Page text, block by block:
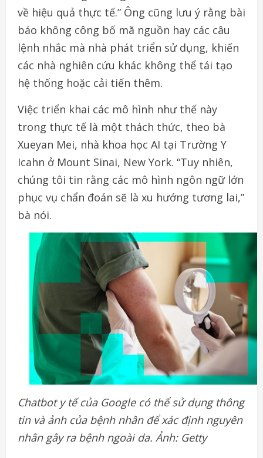
về hiệu quả thực tế.” Ông cũng lưu ý rằng bài
báo không công bố mã nguồn hay các câu
lệnh nhắc mà nhà phát triển sử dụng, khiến
các nhà nghiên cứu khác không thể tái tạo
hệ thống hoặc cải tiến thêm.
Việc triển khai các mô hình như thế này
trong thực tế là một thách thức, theo bà
Xueyan Mei, nhà khoa học AI tại Trường Y
Icahn ở Mount Sinai, New York. “Tuy nhiên,
chúng tôi tin rằng các mô hình ngôn ngữ lớn
phục vụ chẩn đoán sẽ là xu hướng tương lai,”
bà nói.
Chatbot y tế của Google có thể sử dụng thông
tin và ảnh của bệnh nhân để xác định nguyên
nhân gây ra bệnh ngoài da. Ảnh: Getty